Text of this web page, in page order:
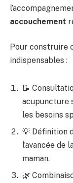
accouchement
Pour construire
indispensables :
📝
acupuncture
les besoins
💡 Définition
l’avancée de
maman.
🌿